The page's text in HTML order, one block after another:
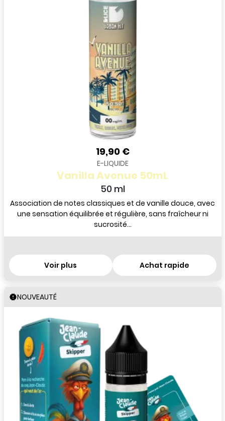
19,90 €
E-LIQUIDE
Vanilla Avenue 50mL
50 ml
Association de notes classiques et de vanille douce, avec
une sensation équilibrée et régulière, sans fraîcheur ni
sucrosité...
Voir plus Achat rapide
NOUVEAUTÉ